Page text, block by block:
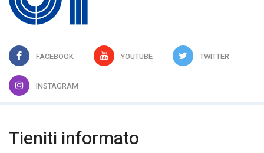
FACEBOOK YOUTUBE TWITTER
INSTAGRAM
Tieniti informato